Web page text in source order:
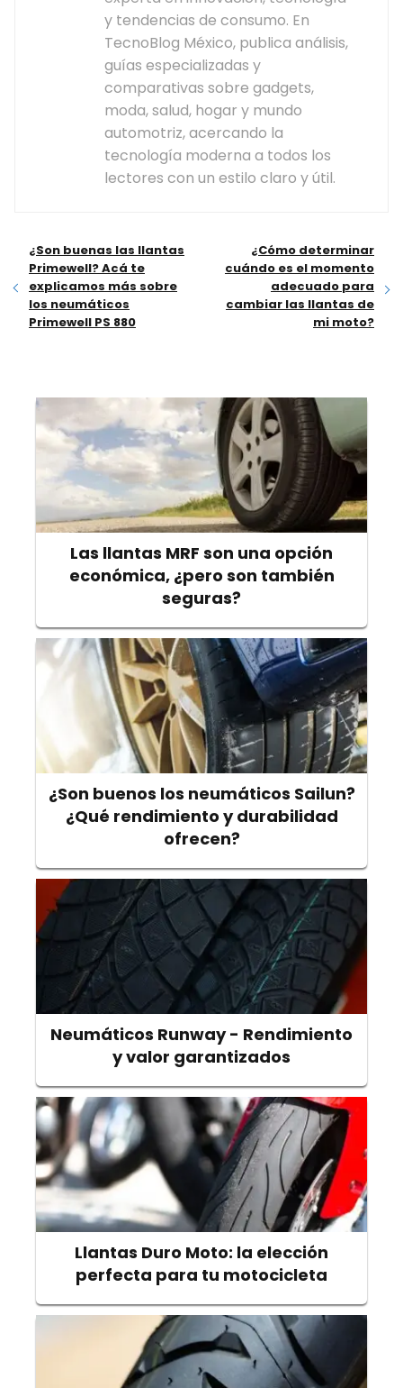
y tendencias de consumo. En
TecnoBlog México, publica análisis,
guías especializadas y
comparativas sobre gadgets,
moda, salud, hogar y mundo
automotriz, acercando la
tecnología moderna a todos los
lectores con un estilo claro y útil.
¿Son buenas las llantas
Primewell? Acá te
explicamos más sobre
los neumáticos
Primewell PS 880
¿Cómo determinar
cuándo es el momento
adecuado para
cambiar las llantas de
mi moto?
Las llantas MRF son una opción
económica, ¿pero son también
seguras?
¿Son buenos los neumáticos Sailun?
¿Qué rendimiento y durabilidad
ofrecen?
Neumáticos Runway - Rendimiento
y valor garantizados
Llantas Duro Moto: la elección
perfecta para tu motocicleta